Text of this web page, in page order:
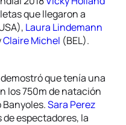
que llegaron a
Laura Lindemann
Claire Michel (BEL).
que tenía una
los 750m de natación
Sara Perez
de espectadores, la